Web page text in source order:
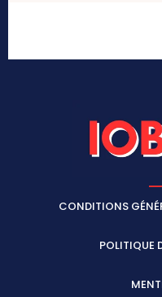
CONDITIONS
POLITIQUE